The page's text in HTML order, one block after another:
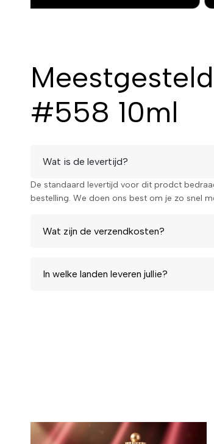
#558 10ml
Wat is de levertijd?
De standaard levertijd voor dit prodct
bestelling. We doen ons best om je zo snel
Wat zijn de verzendkosten?
In welke landen leveren jullie?